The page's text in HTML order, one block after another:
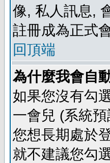
像, 私人訊息,
註冊成為正式
回頂端
為什麼我會自
如果您沒有勾
一會兒 (系統
您想長期處於
就不建議您勾